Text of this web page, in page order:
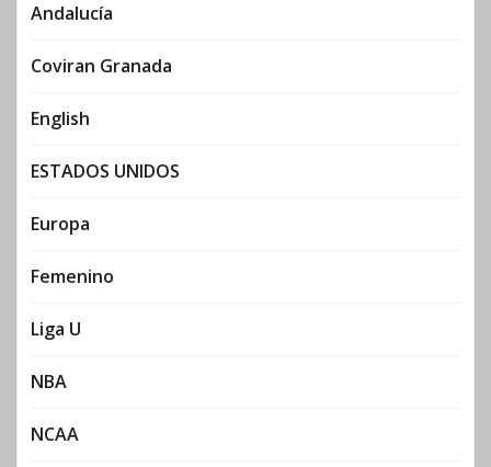
Andalucía
Coviran Granada
English
ESTADOS UNIDOS
Europa
Femenino
Liga U
NBA
NCAA